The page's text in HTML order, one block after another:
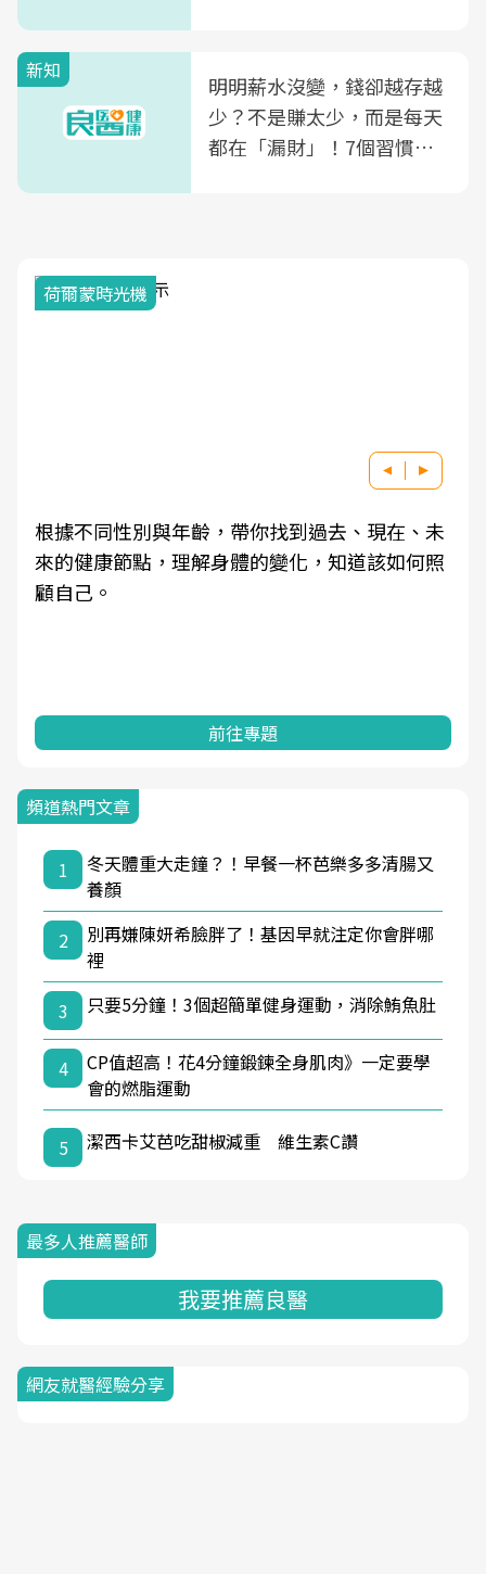
新知
明明薪水沒變，錢卻越存越
少？不是賺太少，而是每天
都在「漏財」！7個習慣一
荷爾蒙時光機
根據不同性別與年齡，帶你找到過去、現在、未
來的健康節點，理解身體的變化，知道該如何照
顧自己。
前往專題
頻道熱門文章
1
冬天體重大走鐘？！早餐一杯芭樂多多清腸又
養顏
2
別再嫌陳妍希臉胖了！基因早就注定你會胖哪
裡
3
只要5分鐘！3個超簡單健身運動，消除鮪魚肚
4
CP值超高！花4分鐘鍛鍊全身肌肉》一定要學
會的燃脂運動
5 潔西卡艾芭吃甜椒減重 維生素C讚
最多人推薦醫師
我要推薦良醫
網友就醫經驗分享